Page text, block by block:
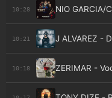
10:28 NIO GARCIA/
10:21 J ALVAREZ -
10:18 ZERIMAR -